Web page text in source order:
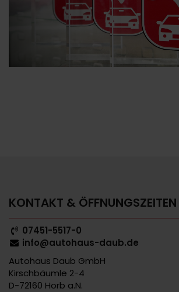
KONTAKT & ÖFFNUNGSZEITEN
07451-5517-0
info@autohaus-daub.de
Autohaus Daub GmbH
Kirschbäumle 2-4
D-72160 Horb a.N.